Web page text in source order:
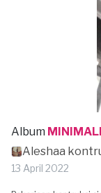
Album
Aleshaa
13 April 2022